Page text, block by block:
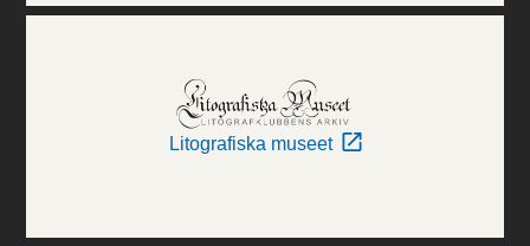
Litografiska museet